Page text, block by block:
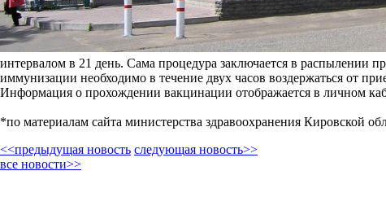
интервалом в 21 день. Сама процедура заключается в распылении
иммунизации необходимо в течение двух часов воздержаться от
Информация о прохождении вакцинации отображается в личном
*по материалам сайта министерства здравоохранения Кировской
<<предыдущая новость следующая новость>>
все новости>>